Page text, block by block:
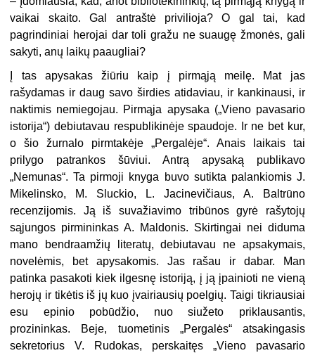
vaikai skaito. Gal antraštė privilioja? O gal tai, kad
pagrindiniai herojai dar toli gražu ne suaugę žmonės, gali
sakyti, anų laikų paaugliai?
Į tas apysakas žiūriu kaip į pirmąją meilę. Mat jas
rašydamas ir daug savo širdies atidaviau, ir kankinausi, ir
naktimis nemiegojau. Pirmąja apysaka („Vieno pavasario
istorija“) debiutavau respublikinėje spaudoje. Ir ne bet kur,
o šio žurnalo pirmtakėje „Pergalėje“. Anais laikais tai
prilygo patrankos šūviui. Antrą apysaką publikavo
„Nemunas“. Ta pirmoji knyga buvo sutikta palankiomis J.
Mikelinsko, M. Sluckio, L. Jacinevičiaus, A. Baltrūno
recenzijomis. Ją iš suvažiavimo tribūnos gyrė rašytojų
sąjungos pirmininkas A. Maldonis. Skirtingai nei diduma
mano bendraamžių literatų, debiutavau ne apsakymais,
novelėmis, bet apysakomis. Jas rašau ir dabar. Man
patinka pasakoti kiek ilgesnę istoriją, į ją įpainioti ne vieną
herojų ir tikėtis iš jų kuo įvairiausių poelgių. Taigi tikriausiai
esu epinio pobūdžio, nuo siužeto priklausantis,
prozininkas. Beje, tuometinis „Pergalės“ atsakingasis
sekretorius V. Rudokas, perskaitęs „Vieno pavasario